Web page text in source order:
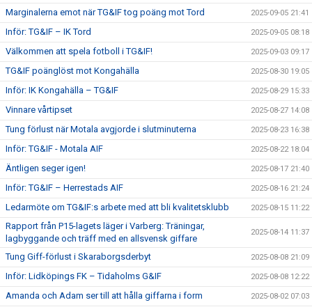
Marginalerna emot när TG&IF tog poäng mot Tord 2025-09-05 21:41
Inför: TG&IF – IK Tord 2025-09-05 08:18
Välkommen att spela fotboll i TG&IF! 2025-09-03 09:17
TG&IF poänglöst mot Kongahälla 2025-08-30 19:05
Inför: IK Kongahälla – TG&IF 2025-08-29 15:33
Vinnare vårtipset 2025-08-27 14:08
Tung förlust när Motala avgjorde i slutminuterna 2025-08-23 16:38
Inför: TG&IF - Motala AIF 2025-08-22 18:04
Äntligen seger igen! 2025-08-17 21:40
Inför: TG&IF – Herrestads AIF 2025-08-16 21:24
Ledarmöte om TG&IF:s arbete med att bli kvalitetsklubb 2025-08-15 11:22
Rapport från P15-lagets läger i Varberg: Träningar,
lagbyggande och träff med en allsvensk giffare
2025-08-14 11:37
Tung Giff-förlust i Skaraborgsderbyt 2025-08-08 21:09
Inför: Lidköpings FK – Tidaholms G&IF 2025-08-08 12:22
Amanda och Adam ser till att hålla giffarna i form 2025-08-02 07:03